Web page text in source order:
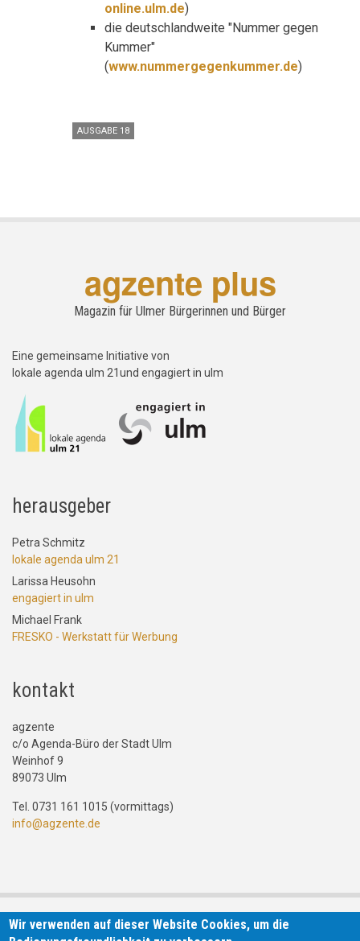
online.ulm.de)
die deutschlandweite "Nummer gegen
Kummer"
(www.nummergegenkummer.de)
AUSGABE 18
agzente plus
Magazin für Ulmer Bürgerinnen und Bürger
Eine gemeinsame Initiative von
lokale agenda ulm 21und engagiert in ulm
herausgeber
Petra Schmitz
lokale agenda ulm 21
Larissa Heusohn
engagiert in ulm
Michael Frank
FRESKO - Werkstatt für Werbung
kontakt
agzente
c/o Agenda-Büro der Stadt Ulm
Weinhof 9
89073 Ulm
Tel. 0731 161 1015 (vormittags)
info@agzente.de
Wir verwenden auf dieser Website Cookies, um die